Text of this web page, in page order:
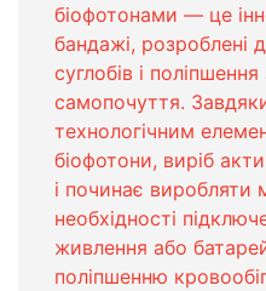
біофотонами — це
бандажі, розроблені
суглобів і
самопочуття.
технологічним
біофотони, виріб
і починає виробляти
необхідності
живлення або
поліпшенню